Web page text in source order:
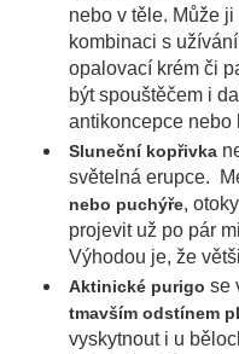
nebo v těle. Může
kombinaci s
opalovací krém či
být spouštěčem i
antikoncepce nebo
Sluneční kopřivka
světelná erupce.
nebo puchýře,
projevit už po pár
Výhodou je, že
Aktinické purigo se
tmavším odstínem
vyskytnout i u